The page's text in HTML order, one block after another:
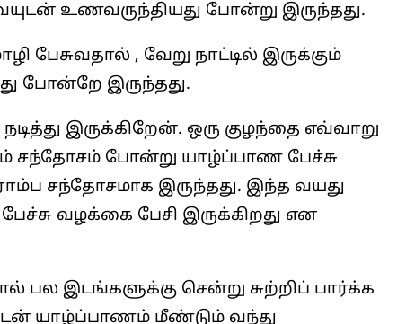
உணவருந்தியது போன்று இருந்தது.
பேசுவதால் , வேறு நாட்டில் இருக்கும்
போன்றே இருந்தது.
இருக்கிறேன். ஒரு குழந்தை எவ்வாறு
சந்தோசம் போன்று யாழ்ப்பாண பேச்சு
சந்தோசமாக இருந்தது. இந்த வயது
வழக்கை பேசி இருக்கிறது என
பல இடங்களுக்கு சென்று சுற்றிப் பார்க்க
யாழ்ப்பாணம் மீண்டும் வந்து